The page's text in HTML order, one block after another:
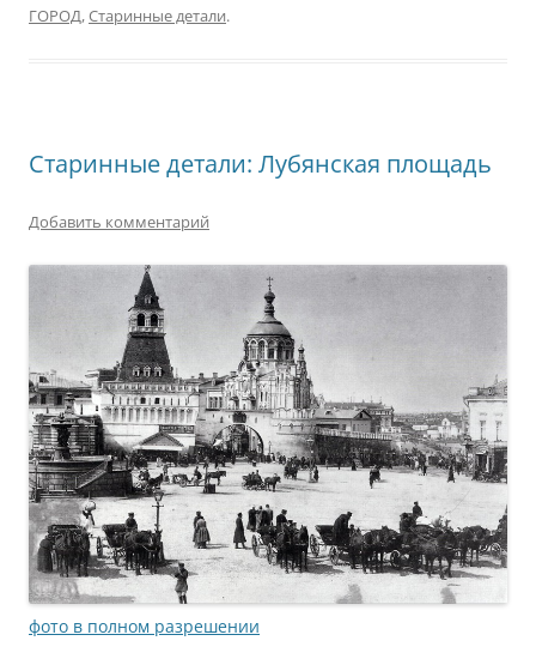
ГОРОД,Старинные детали.
Старинные детали: Лубянская площадь
Добавить комментарий
фото в полном разрешении